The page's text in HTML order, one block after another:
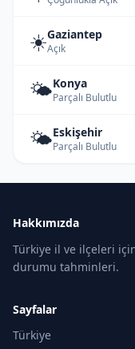
☀️Gaziantep
Açık
🌤️Konya
Parçalı Bulutlu
🌤️Eskişehir
Parçalı Bulutlu
Hakkımızda
Türkiye il ve ilçeleri
durumu tahminleri.
Sayfalar
Türkiye